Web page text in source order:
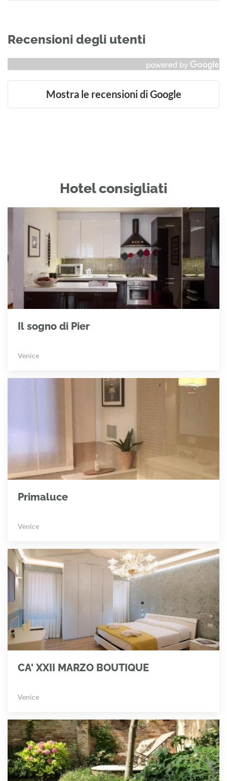
Recensioni degli utenti
Mostra le recensioni di Google
Hotel consigliati
Il sogno di Pier
Venice
Primaluce
Venice
CA' XXII MARZO BOUTIQUE
Venice